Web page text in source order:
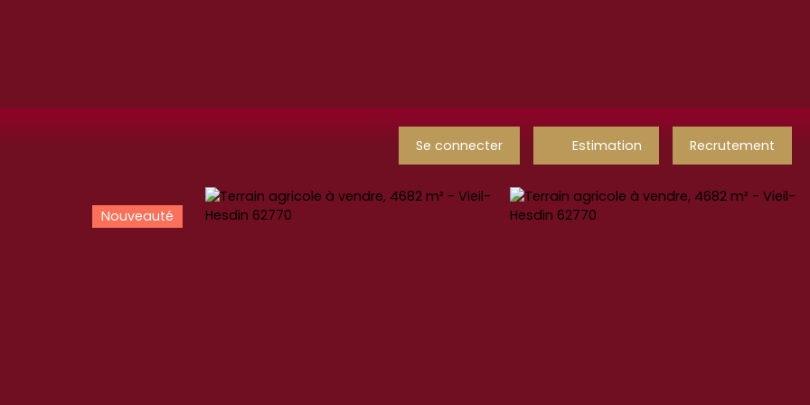
Se connecter Estimation Recrutement
Nouveauté